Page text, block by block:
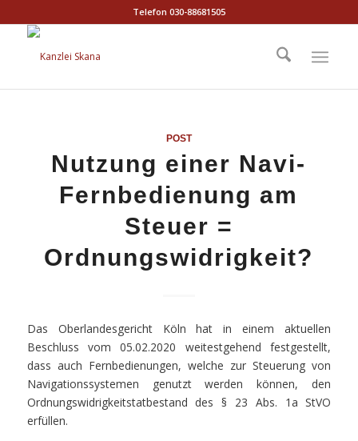
Telefon 030-88681505
POST
Nutzung einer Navi-
Fernbedienung am
Steuer =
Ordnungswidrigkeit?
Das Oberlandesgericht Köln hat in einem aktuellen
Beschluss vom 05.02.2020 weitestgehend festgestellt,
dass auch Fernbedienungen, welche zur Steuerung von
Navigationssystemen genutzt werden können, den
Ordnungswidrigkeitstatbestand des § 23 Abs. 1a StVO
erfüllen.